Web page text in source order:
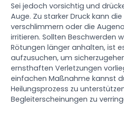
Sei jedoch vorsichtig und
Auge. Zu starker Druck kann
verschlimmern oder die
irritieren. Sollten Beschwerden
Rötungen länger anhalten, ist
aufzusuchen, um
ernsthaften Verletzungen
einfachen Maßnahme kannst
Heilungsprozess zu
Begleiterscheinungen zu